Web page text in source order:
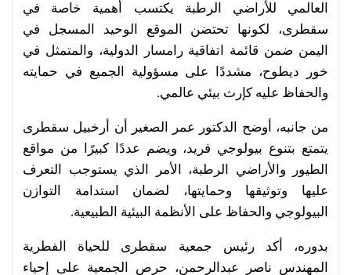
العالمي للأراضي الرطبة يكتسب أهمية خاصة في
سقطرى، لكونها تحتضن الموقع الوحيد المسجل في
اليمن ضمن قائمة اتفاقية رامسار الدولية، والمتمثل في
خور ديطوح، مشددًا على مسؤولية الجميع في حمايته
والحفاظ عليه كإرث بيئي عالمي.
من جانبه، أوضح الدكتور عمر الصغير أن أرخبيل سقطرى
يتمتع بتنوع بيولوجي فريد، ويضم عددًا كبيرًا من مواقع
الطيور والأراضي الرطبة، الأمر الذي يستوجب التعرف
عليها وتوثيقها وحمايتها، لضمان استدامة التوازن
البيولوجي والحفاظ على الأنظمة البيئية الطبيعية.
بدوره، أكد رئيس جمعية سقطرى للحياة الفطرية
المهندس ناصر عبدالرحمن، حرص الجمعية على إحياء